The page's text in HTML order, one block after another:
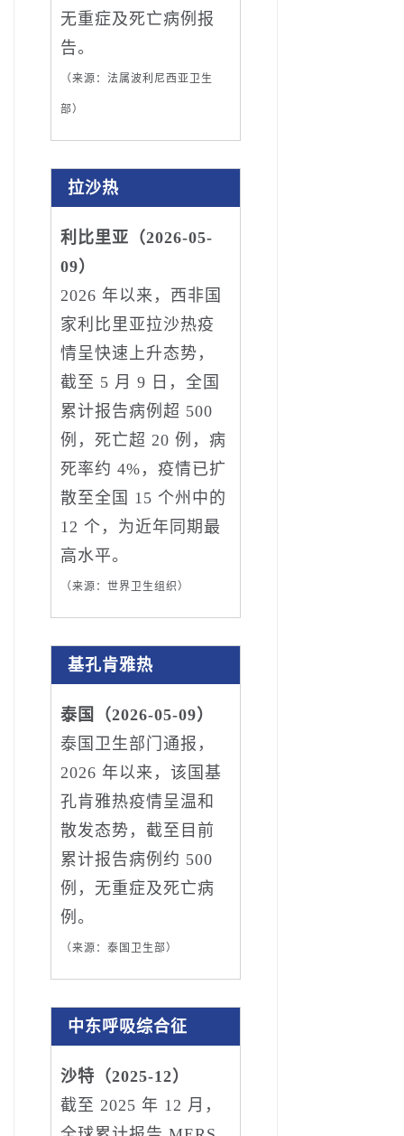
无重症及死亡病例报
告。
（来源：法属波利尼西亚卫生
部）
拉沙热
利比里亚（2026-05-
09）
2026 年以来，西非国
家利比里亚拉沙热疫
情呈快速上升态势，
截至 5 月 9 日，全国
累计报告病例超 500
例，死亡超 20 例，病
死率约 4%，疫情已扩
散至全国 15 个州中的
12 个，为近年同期最
高水平。
（来源：世界卫生组织）
基孔肯雅热
泰国（2026-05-09）
泰国卫生部门通报，
2026 年以来，该国基
孔肯雅热疫情呈温和
散发态势，截至目前
累计报告病例约 500
例，无重症及死亡病
例。
（来源：泰国卫生部）
中东呼吸综合征
沙特（2025-12）
截至 2025 年 12 月，